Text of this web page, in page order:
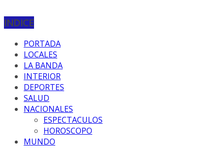
INDICE
PORTADA
LOCALES
LA BANDA
INTERIOR
DEPORTES
SALUD
NACIONALES
ESPECTACULOS
HOROSCOPO
MUNDO